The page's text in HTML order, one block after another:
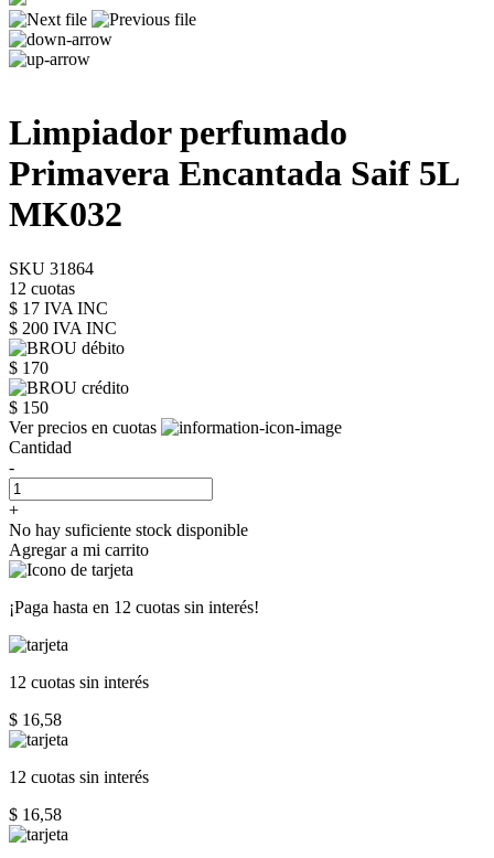
Limpiador perfumado
Primavera Encantada Saif 5L
MK032
SKU 31864
12 cuotas
$ 17 IVA INC
$ 200 IVA INC
$ 170
$ 150
Ver precios en cuotas
Cantidad
-
+
No hay suficiente stock disponible
Agregar a mi carrito
¡Paga hasta en 12 cuotas sin interés!
12 cuotas sin interés
$ 16,58
12 cuotas sin interés
$ 16,58